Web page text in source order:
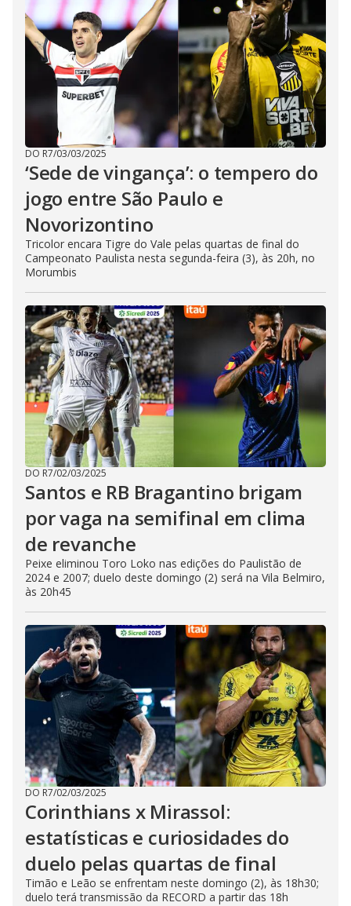
DO R7/03/03/2025
‘Sede de vingança’: o tempero do
jogo entre São Paulo e
Novorizontino
Tricolor encara Tigre do Vale pelas quartas de final do
Campeonato Paulista nesta segunda-feira (3), às 20h, no
Morumbis
DO R7/02/03/2025
Santos e RB Bragantino brigam
por vaga na semifinal em clima
de revanche
Peixe eliminou Toro Loko nas edições do Paulistão de
2024 e 2007; duelo deste domingo (2) será na Vila Belmiro,
às 20h45
DO R7/02/03/2025
Corinthians x Mirassol:
estatísticas e curiosidades do
duelo pelas quartas de final
Timão e Leão se enfrentam neste domingo (2), às 18h30;
duelo terá transmissão da RECORD a partir das 18h